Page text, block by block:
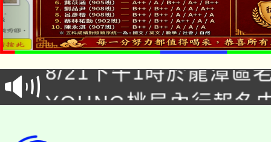
「本色祭」8/29、30在
場熱烈登場!
8/21下午1時於龍潭區
徵才活動。
YOUNG桃局內行報名